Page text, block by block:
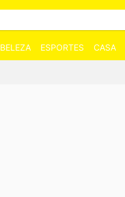
BELEZA ESPORTES CASA